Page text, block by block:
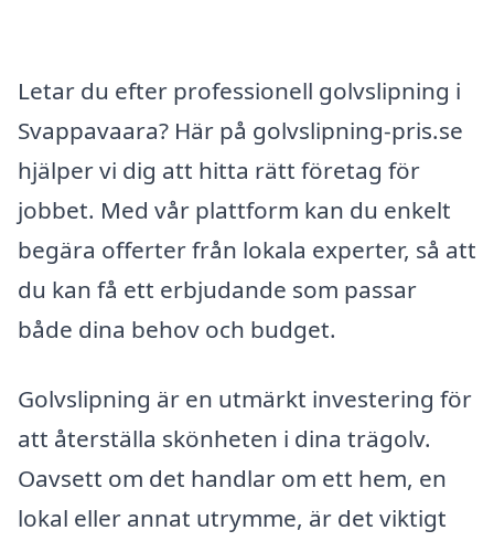
Letar du efter professionell golvslipning i
Svappavaara? Här på golvslipning-pris.se
hjälper vi dig att hitta rätt företag för
jobbet. Med vår plattform kan du enkelt
begära offerter från lokala experter, så att
du kan få ett erbjudande som passar
både dina behov och budget.
Golvslipning är en utmärkt investering för
att återställa skönheten i dina trägolv.
Oavsett om det handlar om ett hem, en
lokal eller annat utrymme, är det viktigt